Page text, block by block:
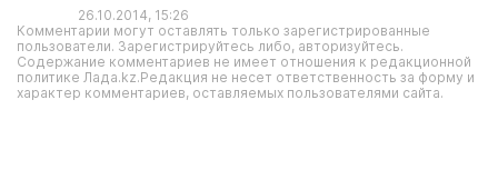
26.10.2014, 15:26
Комментарии могут оставлять только зарегистрированные
пользователи. Зарегистрируйтесь либо, авторизуйтесь.
Содержание комментариев не имеет отношения к редакционной
политике Лада.kz.Редакция не несет ответственность за форму и
характер комментариев, оставляемых пользователями сайта.